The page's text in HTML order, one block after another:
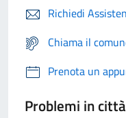
Richiedi
Chiama il
Prenota un
Problemi in città